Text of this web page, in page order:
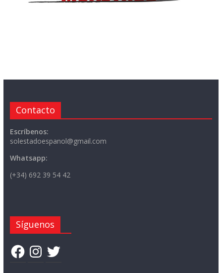
Contacto
Escríbenos:
solestadoespanol@gmail.com
Whatsapp:
(+34) 692 39 54 42
Síguenos
FacebookInstagram
Twitter